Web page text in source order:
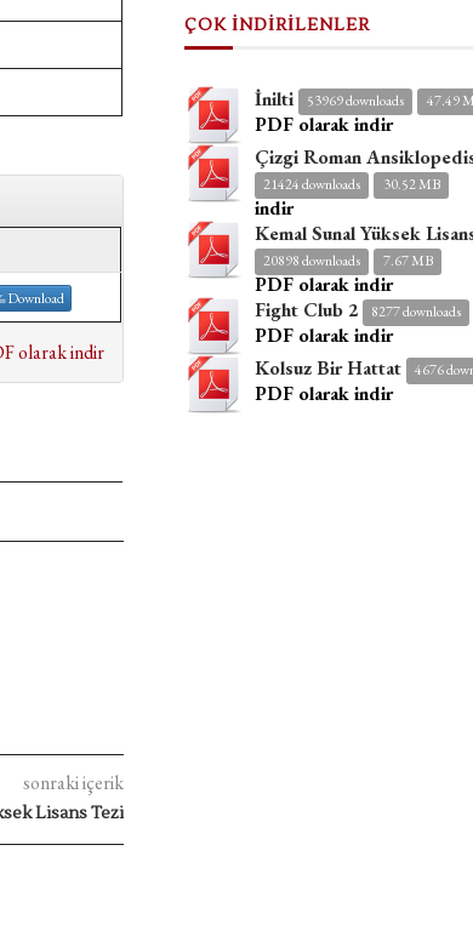
Download
olarak indir
sonraki içerik
Lisans Tezi
ÇOK İNDİRİLENLER
İnilti 53969 downloads 47.49
PDF olarak indir
Çizgi Roman
21424 downloads 30.52 MB
indir
Kemal Sunal Yüksek
20898 downloads 7.67 MB
PDF olarak indir
Fight Club 2
8277 downloads
PDF olarak indir
Kolsuz Bir Hattat
4676
PDF olarak indir